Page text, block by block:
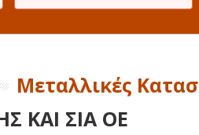
Μεταλλικές
ΚΑΙ ΣΙΑ ΟΕ